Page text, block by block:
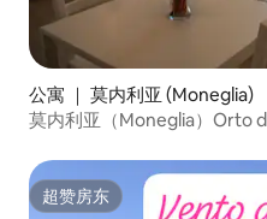
公寓 ｜ 莫内利亚 (Moneglia)
莫内利亚（Moneglia）Orto
超赞房东
超赞房东